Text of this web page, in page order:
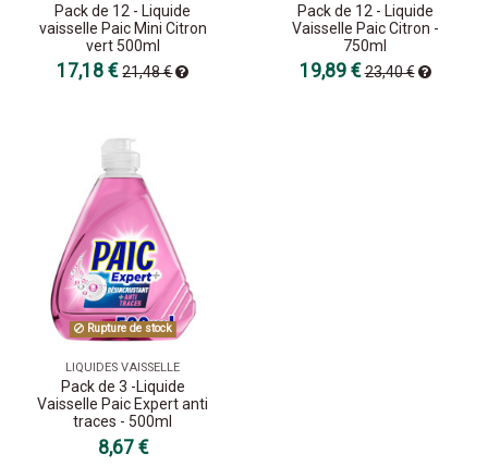
Pack de 12 - Liquide
vaisselle Paic Mini Citron
vert 500ml
17,18 €21,48 €
Pack de 12 - Liquide
Vaisselle Paic Citron -
750ml
19,89 €23,40 €
Rupture de stock
LIQUIDES VAISSELLE
Pack de 3 -Liquide
Vaisselle Paic Expert anti
traces - 500ml
8,67 €